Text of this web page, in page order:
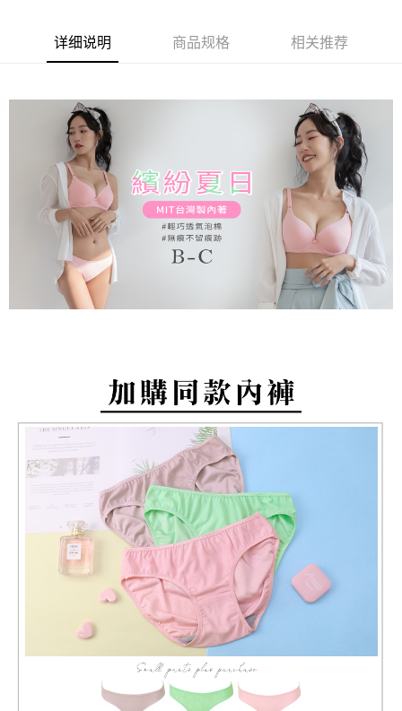
2. 通过短信链接打开账单后，可选择 “超商条码／台湾大直营门市／银行转
【注意事项】
1. 本服务系由 “台湾大哥大股份有限公司”所提供，让用户于交易时，得通过
本服务购买商品或服务，并由商店将买卖／分期付款买卖价金债权让与本公
司后，依约使用本公司账单缴交账款。
2. 基于同意付款使用 “大哥付你分期”之契约关系目的，商店将以您的个人资
料（包含姓名、电话或地址）提供予台湾大哥大进项收集、处理及利用，由
台湾大哥大与本人进行分期账单所需资料之确认、核对及更正。
3. 完整用户服务条款，请详阅以下链接：https://oppay.tw/userRule
APP於四大便利商店‧ATM/網銀等方式進行付款。
繳費期限，為商家向您請款的時間，再加上使用AFTEE可延長的天數所計算
出。使用AFTEE下訂可以延長您收到商品前的繳費天數，但無法保證一定能
夠在期限內收到商品(例如:預購商品或預計到貨時間較長者)。因此無論收到
商品與否，仍需要請您在AFTEE規定的時間內完成繳費。
二、付款限制
1. 初次使用 AFTEE 時，將依認證結果及本公司審查結果，核予每個人不同
之上限額度
2. 結帳金額須大於NT$30
3. 目前僅支援台灣會員
三、聲明條款
「AFTEE先享後付」(下稱本服務)乃由恩沛科技股份有限公司(下稱 AFTEE )
https://aftee.tw/privacypolicy/ ）。
若款項超過繳費期限，將根據當次的金額加收年利率 16% 的逾期滯納金。
未成年的使用者，請事先徵得法定代理人或監護人之同意方可使用
若您對於個人資料之處理、利用有任何疑問，或欲行使相關法律權利，請聯
繫恩沛科技股份有限公司。若您不同意我們將上開所示之個人資料，連同必
要之購買訂單資訊提供予 AFTEE ，或讓 AFTEE 蒐集處理利用您的個人資
料，請勿選用本服務。
运送方式
每笔NT$80，满NT$499(含以上)免运费
付款後全家取貨
每笔NT$80，满NT$499(含以上)免运费
萊爾富取貨付款
每笔NT$80，满NT$799(含以上)免运费
付款後萊爾富取貨
每笔NT$80，满NT$799(含以上)免运费
7-11取貨付款
每笔NT$80，满NT$799(含以上)免运费
7-11取貨(快速到店)
每笔NT$80，满NT$890(含以上)免运费
黑貓貨到付款
每笔NT$120
详细说明 商品规格 相关推荐